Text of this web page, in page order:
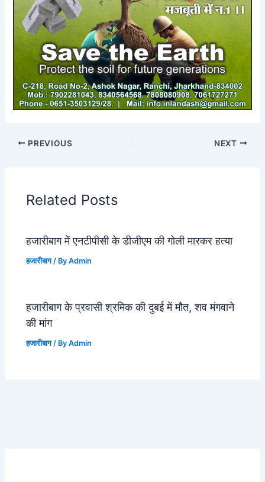
PREVIOUS NEXT
Related Posts
हजारीबाग में एनटीपीसी के डीजीएम की गोली मारकर हत्या
हजारीबाग/ ByAdmin
हजारीबाग के प्रवासी श्रमिक की दुबई में मौत, शव मंगवाने
की मांग
हजारीबाग/ ByAdmin